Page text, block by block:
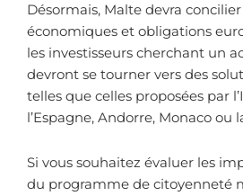
Désormais, Malte devra
économiques et obligations
les investisseurs cherchant un
devront se tourner vers des
telles que celles proposées par
l’Espagne, Andorre, Monaco ou
Si vous souhaitez évaluer les
du programme de citoyenneté